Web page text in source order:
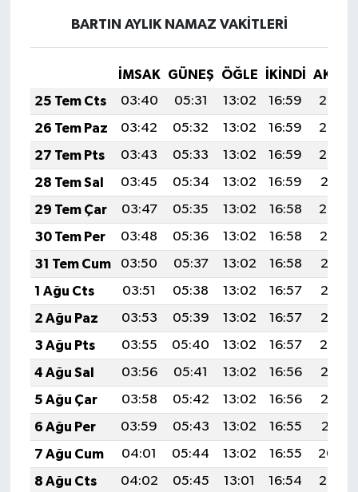
BARTIN AYLIK NAMAZ VAKITLERI
İMSAK GÜNEŞ ÖĞLE İKINDI
25 Tem Cts
03:40 05:31 13:02 16:59
20:23
26 Tem Paz
03:42 05:32 13:02 16:59
20:23
27 Tem Pts
03:43 05:33 13:02 16:59
20:22
28 Tem Sal
03:45 05:34 13:02 16:59
20:21
29 Tem Çar
03:47 05:35 13:02 16:58
20:20
30 Tem Per
03:48 05:36 13:02 16:58
20:19
31 Tem Cum
03:50 05:37 13:02 16:58
20:17
1 Ağu Cts
03:51 05:38 13:02 16:57
20:16
2 Ağu Paz
03:53 05:39 13:02 16:57
20:15
3 Ağu Pts
03:55 05:40 13:02 16:57
20:14
4 Ağu Sal
03:56 05:41 13:02 16:56
20:13
5 Ağu Çar
03:58 05:42 13:02 16:56
20:12
6 Ağu Per
03:59 05:43 13:02 16:55
20:11
7 Ağu Cum
04:01 05:44 13:02 16:55
20:09
8 Ağu Cts
04:02 05:45 13:01 16:54
20:08